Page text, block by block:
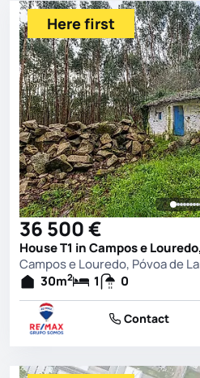
Here first
36 500 €
House T1 in Campos e
Campos e Louredo, Póvoa de
30m2 1 0
Contact